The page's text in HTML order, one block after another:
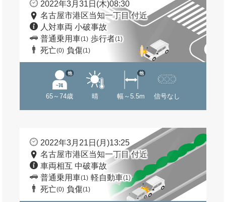
2022年3月31日(木)08:30
名古屋市港区当知一丁目 付近
人対車両 小破事故
普通乗用車(1) 歩行者(1)
死亡(0) 負傷(1)
65～74歳
他
晴 幅～5.5m
他
信号なし
2022年3月21日(月)13:25
名古屋市港区当知一丁目 付近
車両相互 中破事故
普通乗用車(1) 軽自動車(1)
死亡(0) 負傷(1)